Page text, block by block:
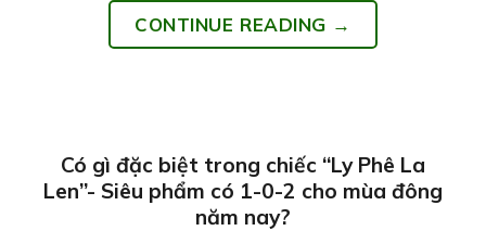
CONTINUE READING →
Có gì đặc biệt trong chiếc “Ly Phê La
Len”- Siêu phẩm có 1-0-2 cho mùa đông
năm nay?